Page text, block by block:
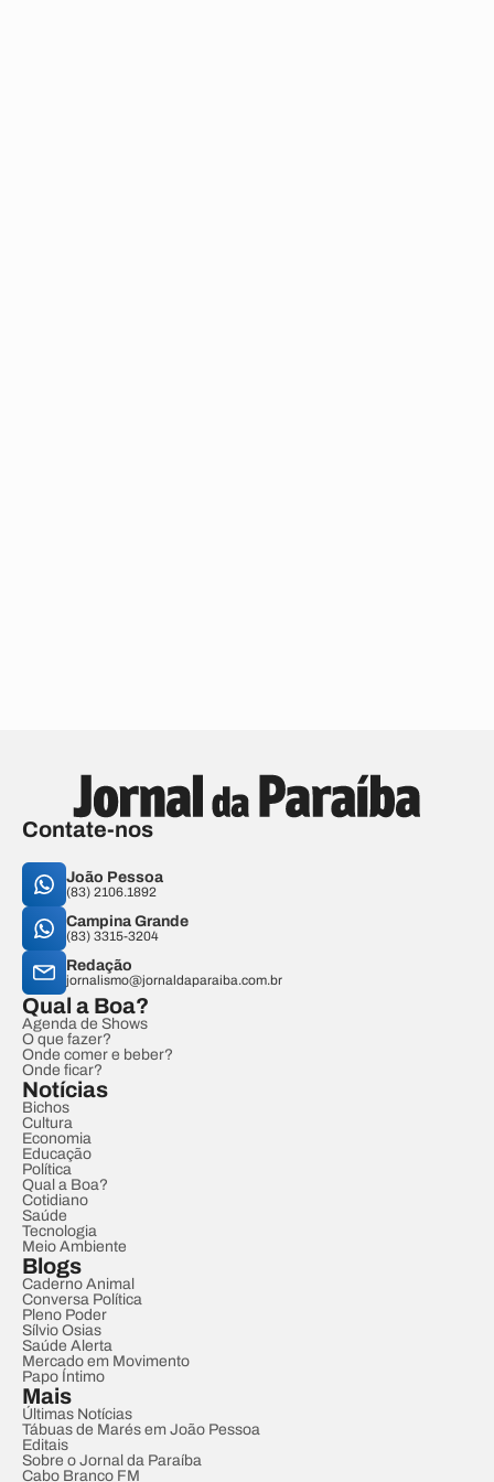
Contate-nos
João Pessoa
(83) 2106.1892
Campina Grande
(83) 3315-3204
Redação
jornalismo@jornaldaparaiba.com.br
Qual a Boa?
Agenda de Shows
O que fazer?
Onde comer e beber?
Onde ficar?
Notícias
Bichos
Cultura
Economia
Educação
Política
Qual a Boa?
Cotidiano
Saúde
Tecnologia
Meio Ambiente
Blogs
Caderno Animal
Conversa Política
Pleno Poder
Sílvio Osias
Saúde Alerta
Mercado em Movimento
Papo Íntimo
Mais
Últimas Notícias
Tábuas de Marés em João Pessoa
Editais
Sobre o Jornal da Paraíba
Cabo Branco FM